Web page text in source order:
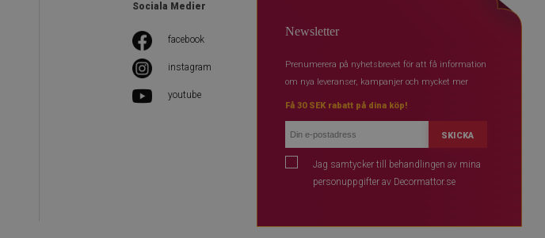
Sociala Medier
facebook
instagram
youtube
Newsletter
Prenumerera på nyhetsbrevet för att få information
om nya leveranser, kampanjer och mycket mer
Få 30 SEK rabatt på dina köp!
SKICKA
Jag samtycker till behandlingen av mina
personuppgifter av Decormattor.se